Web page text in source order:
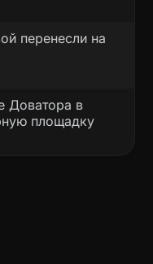
перенесли на
Доватора в
площадку